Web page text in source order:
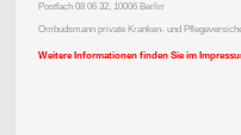
Postfach 08 06 32, 10006 Berlin
Ombudsmann private Kranken- und
Weitere Informationen finden Sie im